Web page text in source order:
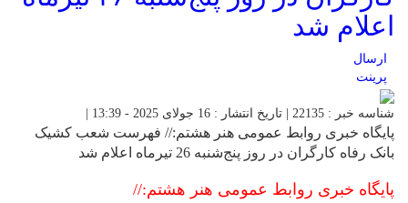
اعلام شد
ارسال
پرینت
شناسه خبر : 22135 | تاریخ انتشار : 16 جولای 2025 - 13:39 |
پایگاه خبری روابط عمومی هنر هشتم:// فهرست شعب کشیک
بانک رفاه کارگران در روز پنج‌شنبه 26 تیرماه اعلام شد
پایگاه خبری روابط عمومی هنر هشتم://